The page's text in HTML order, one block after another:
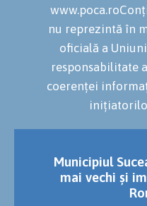
nu reprezintă în
oficială a
responsabilitate
coerenței
Municipiul
mai vechi și